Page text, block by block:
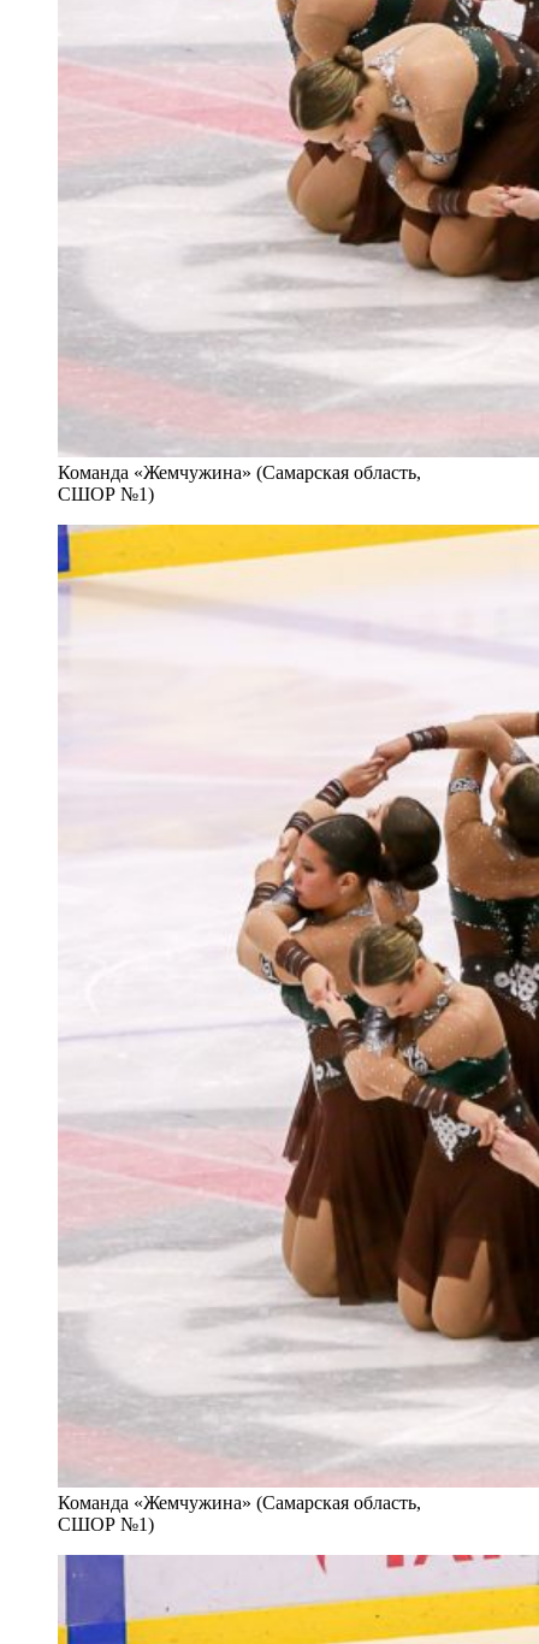
Команда «Жемчужина» (Самарская область,
СШОР №1)
Команда «Жемчужина» (Самарская область,
СШОР №1)